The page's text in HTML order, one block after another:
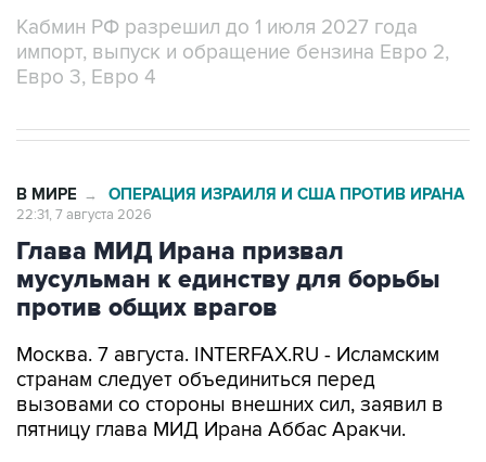
Кабмин РФ разрешил до 1 июля 2027 года
импорт, выпуск и обращение бензина Евро 2,
Евро 3, Евро 4
В МИРЕ → ОПЕРАЦИЯ ИЗРАИЛЯ И США ПРОТИВ ИРАНА
22:31, 7 августа 2026
Глава МИД Ирана призвал
мусульман к единству для борьбы
против общих врагов
Москва. 7 августа. INTERFAX.RU - Исламским
странам следует объединиться перед
вызовами со стороны внешних сил, заявил в
пятницу глава МИД Ирана Аббас Аракчи.